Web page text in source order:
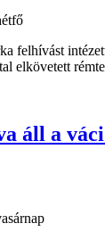
felhívást
elkövetett
áll a